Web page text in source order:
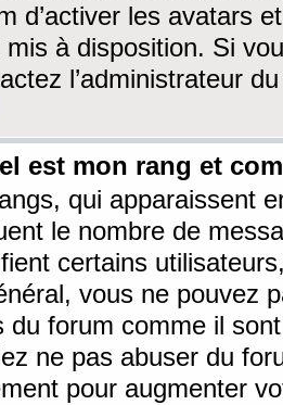
d’activer les avatars
mis à disposition. Si
l’administrateur
est mon rang et
qui apparaissent
le nombre de
certains
vous ne pouvez
du forum comme il
ne pas abuser du
pour augmenter